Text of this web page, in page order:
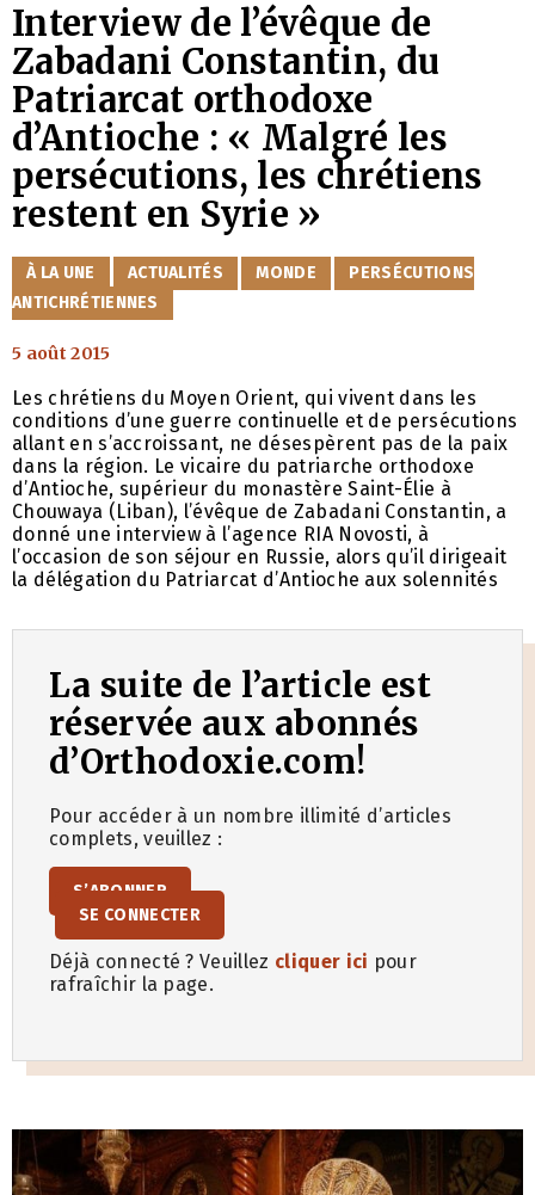
Interview de l’évêque de
Zabadani Constantin, du
Patriarcat orthodoxe
d’Antioche : « Malgré les
persécutions, les chrétiens
restent en Syrie »
CATÉGORIES
À LA UNE ACTUALITÉS MONDE
PERSÉCUTIONS
ANTICHRÉTIENNES
5 août 2015
Les chrétiens du Moyen Orient, qui vivent dans les
conditions d’une guerre continuelle et de persécutions
allant en s’accroissant, ne désespèrent pas de la paix
dans la région. Le vicaire du patriarche orthodoxe
d’Antioche, supérieur du monastère Saint-Élie à
Chouwaya (Liban), l’évêque de Zabadani Constantin, a
donné une interview à l’agence RIA Novosti, à
l’occasion de son séjour en Russie, alors qu’il dirigeait
la délégation du Patriarcat d’Antioche aux solennités
La suite de l’article est
réservée aux abonnés
d’Orthodoxie.com!
Pour accéder à un nombre illimité d’articles
complets, veuillez :
S’ABONNER
SE CONNECTER
Déjà connecté ? Veuillez cliquer ici pour
rafraîchir la page.